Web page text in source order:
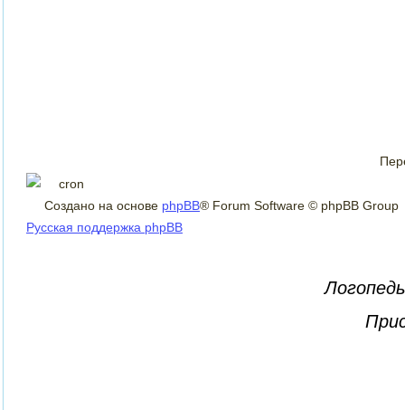
Создано на основе phpBB® Forum Software © phpBB Group
Русская поддержка phpBB